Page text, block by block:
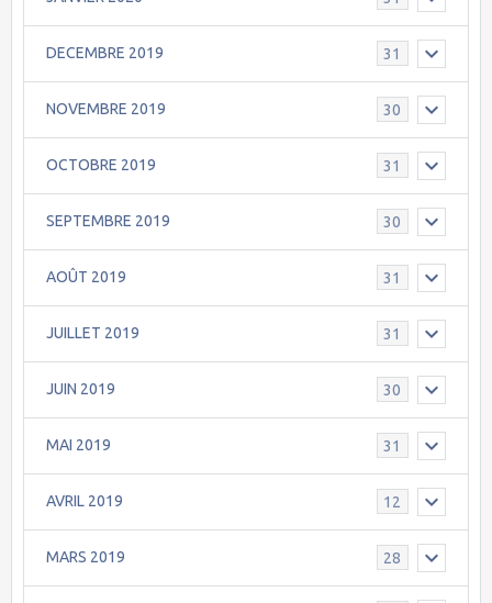
DECEMBRE 2019 31
NOVEMBRE 2019 30
OCTOBRE 2019 31
SEPTEMBRE 2019 30
AOÛT 2019 31
JUILLET 2019 31
JUIN 2019 30
MAI 2019 31
AVRIL 2019 12
MARS 2019 28